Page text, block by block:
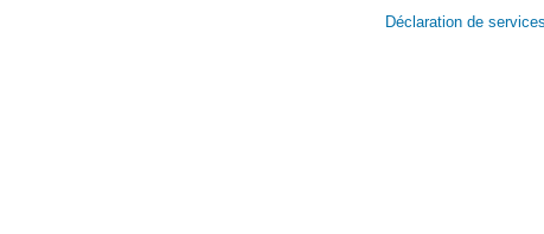
Déclaration de